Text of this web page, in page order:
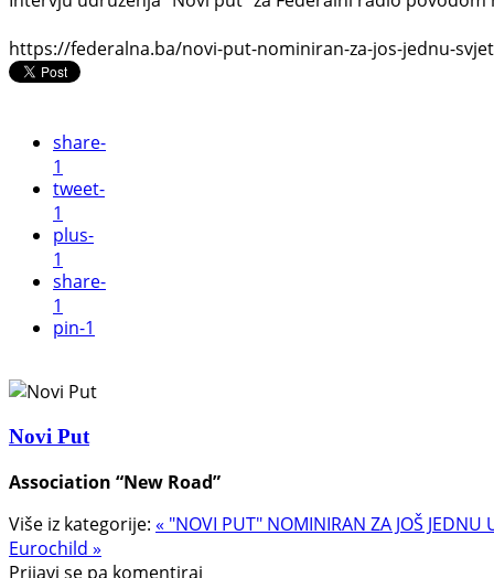
https://federalna.ba/novi-put-nominiran-za-jos-jednu-
share-
1
tweet-
1
plus-
1
share-
1
pin-1
Novi Put
Association “New Road”
Više iz kategorije: « "NOVI PUT" NOMINIRAN ZA JOŠ JEDNU
Eurochild »
Prijavi se pa komentiraj